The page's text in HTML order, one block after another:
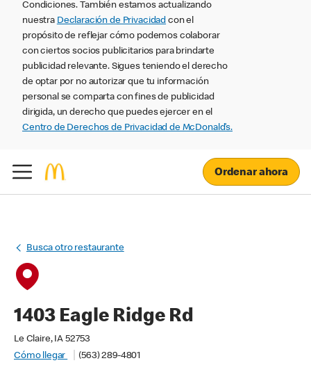
Condiciones. También estamos actualizando
nuestra Declaración de Privacidad con el
propósito de reflejar cómo podemos colaborar
con ciertos socios publicitarios para brindarte
publicidad relevante. Sigues teniendo el derecho
de optar por no autorizar que tu información
personal se comparta con fines de publicidad
dirigida, un derecho que puedes ejercer en el
Centro de Derechos de Privacidad de McDonald’s.
Ordenar ahora
Busca otro restaurante
1403 Eagle Ridge Rd
Le Claire, IA 52753
Cómo llegar
(563) 289-4801